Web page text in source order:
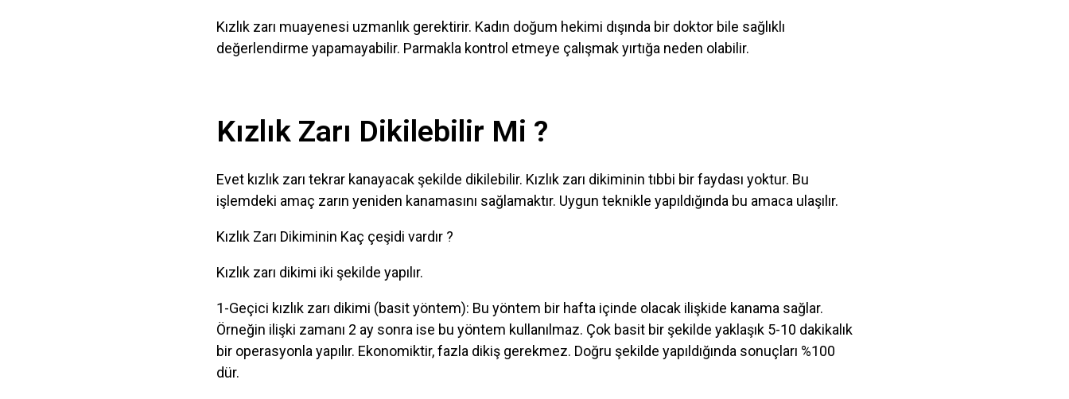
Kızlık zarı muayenesi uzmanlık gerektirir. Kadın doğum hekimi dışında bir doktor bile sağlıklı
değerlendirme yapamayabilir. Parmakla kontrol etmeye çalışmak yırtığa neden olabilir.
Kızlık Zarı Dikilebilir Mi ?
Evet kızlık zarı tekrar kanayacak şekilde dikilebilir. Kızlık zarı dikiminin tıbbi bir faydası yoktur. Bu
işlemdeki amaç zarın yeniden kanamasını sağlamaktır. Uygun teknikle yapıldığında bu amaca ulaşılır.
Kızlık Zarı Dikiminin Kaç çeşidi vardır ?
Kızlık zarı dikimi iki şekilde yapılır.
1-Geçici kızlık zarı dikimi (basit yöntem): Bu yöntem bir hafta içinde olacak ilişkide kanama sağlar.
Örneğin ilişki zamanı 2 ay sonra ise bu yöntem kullanılmaz. Çok basit bir şekilde yaklaşık 5-10 dakikalık
bir operasyonla yapılır. Ekonomiktir, fazla dikiş gerekmez. Doğru şekilde yapıldığında sonuçları %100
dür.